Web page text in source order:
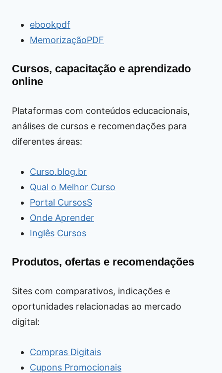
ebookpdf
MemorizaçãoPDF
Cursos, capacitação e aprendizado
online
Plataformas com conteúdos educacionais,
análises de cursos e recomendações para
diferentes áreas:
Curso.blog.br
Qual o Melhor Curso
Portal CursosS
Onde Aprender
Inglês Cursos
Produtos, ofertas e recomendações
Sites com comparativos, indicações e
oportunidades relacionadas ao mercado
digital:
Compras Digitais
Cupons Promocionais